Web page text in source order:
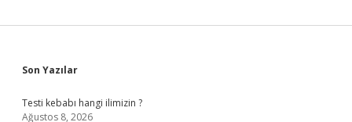
Sidebar
Son Yazılar
Testi kebabı hangi ilimizin ?
Ağustos 8, 2026